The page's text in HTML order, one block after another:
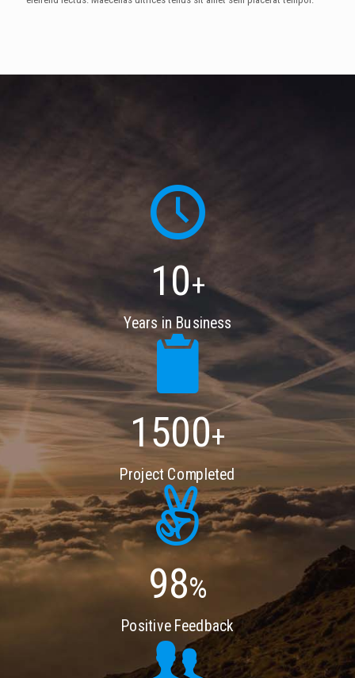
10+
Years in Business
1500+
Project Completed
98%
Positive Feedback